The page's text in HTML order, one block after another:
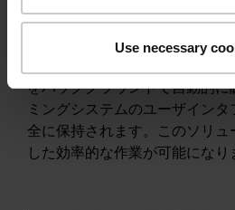
Use necessary
し、シミュレーションに活用
想マシンはマウスクリックだけ
をバックグラウンドで自動的
ミングシステムのユーザイン
全に保持されます。このソリュ
した効率的な作業が可能になり